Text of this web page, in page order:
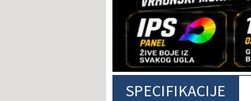
SPECIFIKACIJE